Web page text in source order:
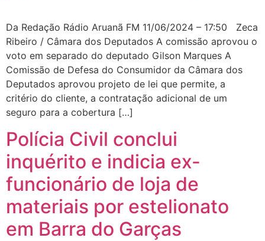
Da Redação Rádio Aruanã FM 11/06/2024 – 17:50 Zeca
Ribeiro / Câmara dos Deputados A comissão aprovou o
voto em separado do deputado Gilson Marques A
Comissão de Defesa do Consumidor da Câmara dos
Deputados aprovou projeto de lei que permite, a
critério do cliente, a contratação adicional de um
seguro para a cobertura […]
Polícia Civil conclui
inquérito e indicia ex-
funcionário de loja de
materiais por estelionato
em Barra do Garças